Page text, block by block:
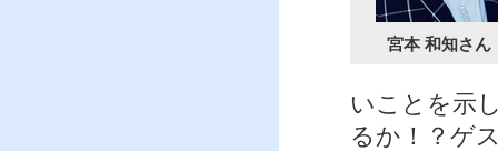
宮本 和知さん
いことを示
るか！？ゲ